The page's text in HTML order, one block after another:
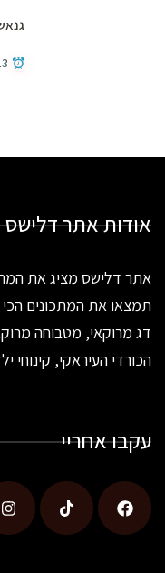
13
אודות אתר דלישס
אתר דלישס מציג את
תמצאו את המתכונים הכי
דג מרוקאי, מטבוחה
הכורדי העיראקי, קינוחי
עקבו אחריי